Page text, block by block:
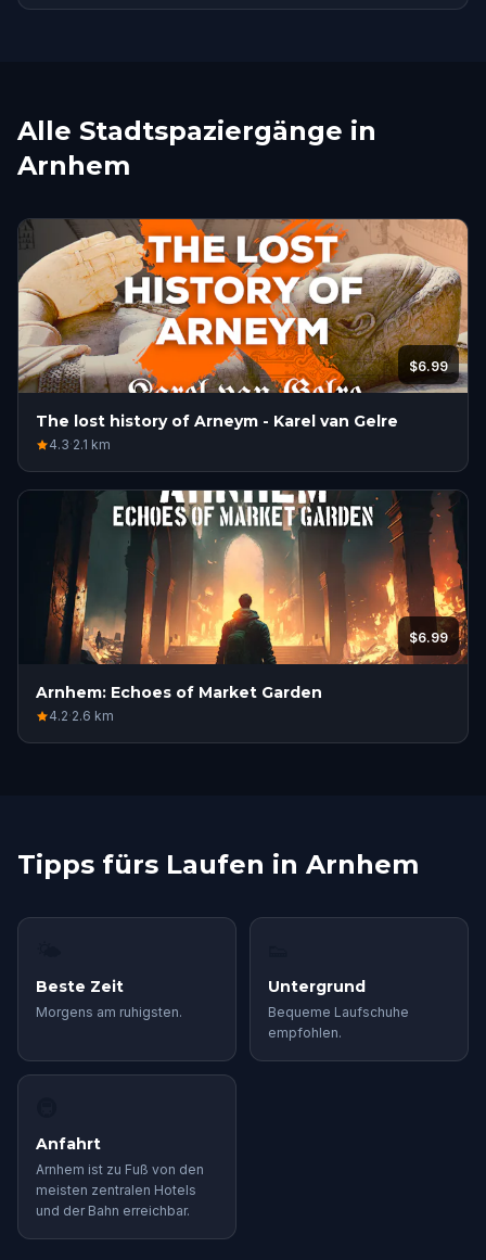
Alle Stadtspaziergänge in
Arnhem
$6.99
The lost history of Arneym - Karel van Gelre
4.3·2.1 km
$6.99
Arnhem: Echoes of Market Garden
4.2·2.6 km
Tipps fürs Laufen in Arnhem
Beste Zeit
Morgens am ruhigsten.
Untergrund
Bequeme Laufschuhe
empfohlen.
Anfahrt
Arnhem ist zu Fuß von den
meisten zentralen Hotels
und der Bahn erreichbar.